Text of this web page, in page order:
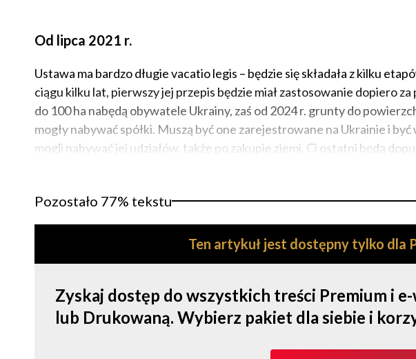
Od lipca 2021 r.
Ustawa ma bardzo długie vacatio legis – będzie się składała z kilku
ciągu kilku lat, pierwszy jej przepis będzie miał zastosowanie dopiero
do 100 ha nabędą obywatele Ukrainy, zaś od 2024 r. grunty do
mogły nabywać spółki. Muszą być one zarejestrowane na Ukrainie i
mogli nabywać jej udziałów, także po zakupie ziemi. Ci ostatni będą
Pozostało 77% tekstu
Ten artykuł jest dostępny tylko dla
Zyskaj dostęp do wszystkich treści Premium i
lub Drukowaną. Wybierz pakiet dla siebie i